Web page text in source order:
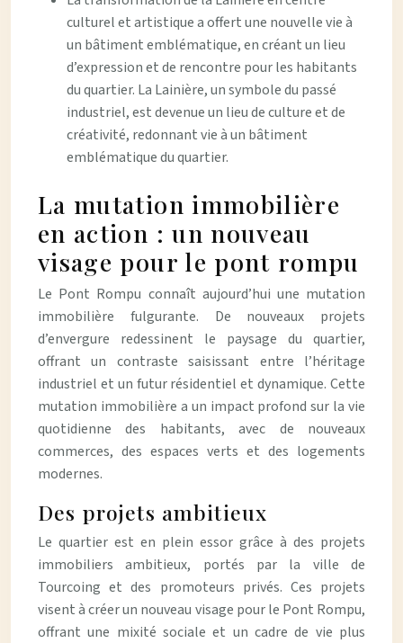
culturel et artistique a offert une nouvelle vie à
un bâtiment emblématique, en créant un lieu
d’expression et de rencontre pour les habitants
du quartier. La Lainière, un symbole du passé
industriel, est devenue un lieu de culture et de
créativité, redonnant vie à un bâtiment
emblématique du quartier.
La mutation immobilière
en action : un nouveau
visage pour le pont rompu
Le Pont Rompu connaît aujourd’hui une mutation
immobilière fulgurante. De nouveaux projets
d’envergure redessinent le paysage du quartier,
offrant un contraste saisissant entre l’héritage
industriel et un futur résidentiel et dynamique. Cette
mutation immobilière a un impact profond sur la vie
quotidienne des habitants, avec de nouveaux
commerces, des espaces verts et des logements
modernes.
Des projets ambitieux
Le quartier est en plein essor grâce à des projets
immobiliers ambitieux, portés par la ville de
Tourcoing et des promoteurs privés. Ces projets
visent à créer un nouveau visage pour le Pont Rompu,
offrant une mixité sociale et un cadre de vie plus